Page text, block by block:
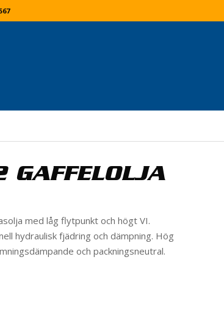
GAFFELOLJA
med låg flytpunkt och högt VI.
hydraulisk fjädring och dämpning. Hög
och packningsneutral.